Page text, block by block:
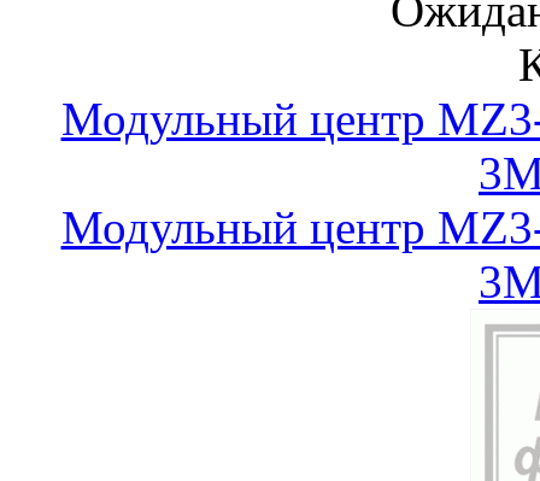
Модульный центр
Модульный центр